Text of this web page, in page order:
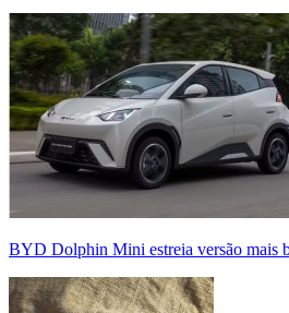
BYD Dolphin Mini estreia versão mais